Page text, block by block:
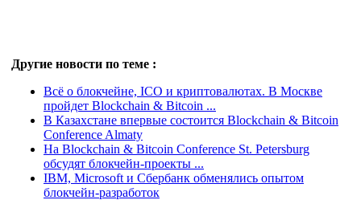
Другие новости по теме :
Всё о блокчейне, ICO и криптовалютах. В Москве
пройдет Blockchain & Bitcoin ...
В Казахстане впервые состоится Blockchain & Bitcoin
Conference Almaty
На Blockchain & Bitcoin Conference St. Petersburg
обсудят блокчейн-проекты ...
IBM, Microsoft и Сбербанк обменялись опытом
блокчейн-разработок